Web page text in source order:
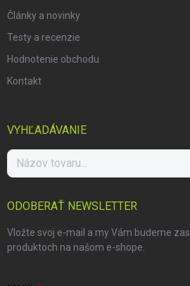
Články a novinky
Testy a recenzie
Hodnotenie obchodu
Kontakt
VYHĽADÁVANIE
ODOBERAŤ NEWSLETTER
Vložte svoj e-mail a my Vám budeme
produktoch na našom e-shope.